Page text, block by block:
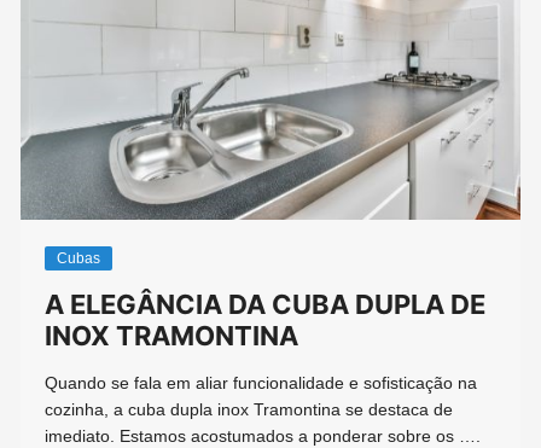
Cubas
A ELEGÂNCIA DA CUBA DUPLA DE
INOX TRAMONTINA
Quando se fala em aliar funcionalidade e sofisticação na
cozinha, a cuba dupla inox Tramontina se destaca de
imediato. Estamos acostumados a ponderar sobre os ….